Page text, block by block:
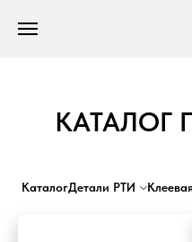
КАТАЛОГ
КаталогДетали РТИ